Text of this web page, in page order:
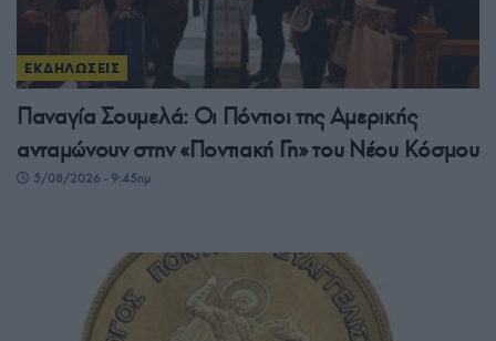
ΕΚΔΗΛΩΣΕΙΣ
Παναγία Σουμελά: Οι Πόντιοι της Αμερικής
ανταμώνουν στην «Ποντιακή Γη» του Νέου Κόσμου
5/08/2026 - 9:45πμ